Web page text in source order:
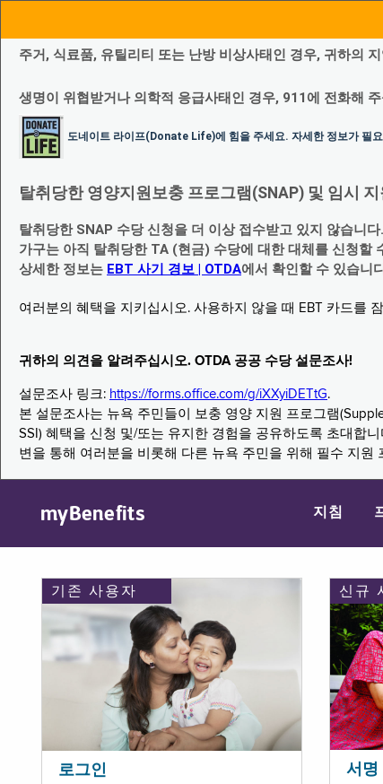
주거, 식료품, 유틸리티 또는 난방 비상사태인 경우, 귀하의 지
생명이 위협받거나 의학적 응급사태인 경우, 911에 전화해
도네이트 라이프(Donate Life)에 힘을 주세요. 자세한 정보가 필
탈취당한 영양지원보충 프로그램(SNAP) 및 임시
탈취당한 SNAP 수당 신청을 더 이상 접수받고 있지 않습니다.
가구는 아직 탈취당한 TA (현금) 수당에 대한 대체를 신청할
상세한 정보는 EBT 사기 경보 | OTDA에서 확인할 수 있습니
여러분의 혜택을 지키십시오. 사용하지 않을 때 EBT 카드를
귀하의 의견을 알려주십시오. OTDA 공공 수당 설문조사!
설문조사 링크: https://forms.office.com/g/iXXyiDETtG.
본 설문조사는 뉴욕 주민들이 보충 영양 지원 프로그램
SSI) 혜택을 신청 및/또는 유지한 경험을 공유하도록 초대합
변을 통해 여러분을 비롯해 다른 뉴욕 주민을 위해 필수 지
myBenefits 지침
기존 사용자
로그인
신규
서명